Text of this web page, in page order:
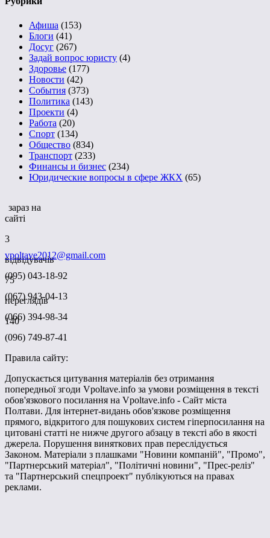
Афиша (153)
Блоги (41)
Досуг (267)
Задай вопрос юристу (4)
Здоровье (177)
Новости (42)
События (373)
Политика (143)
Проекти (4)
Работа (20)
Спорт (134)
Общество (834)
Транспорт (233)
Финансы и бизнес (234)
Юридические вопросы в сфере ЖКХ (65)
зараз на
сайті
3
відвідувачів
75
переглядів
140
vpoltave2012@gmail.com
(095) 043-18-92
(067) 943-04-13
(066) 394-98-34
(096) 749-87-41
Правила сайту:
Допускається цитування матеріалів без отримання
попередньої згоди Vpoltave.info за умови розміщення в тексті
обов'язкового посилання на Vpoltave.info - Сайт міста
Полтави. Для інтернет-видань обов'язкове розміщення
прямого, відкритого для пошукових систем гіперпосилання на
цитовані статті не нижче другого абзацу в тексті або в якості
джерела. Порушення виняткових прав переслідується
Законом. Матеріали з плашками "Новини компаній", "Промо",
"Партнерський матеріал", "Політичні новини", "Прес-реліз"
та "Партнерський спецпроект" публікуються на правах
реклами.